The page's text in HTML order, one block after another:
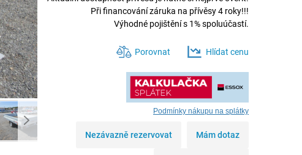
Při financování záruka na přívěsy 4 roky!!!
Výhodné pojištění s 1% spoluúčastí.
Porovnat Hlídat cenu
Podmínky nákupu na splátky
Nezávazně rezervovat Mám dotaz